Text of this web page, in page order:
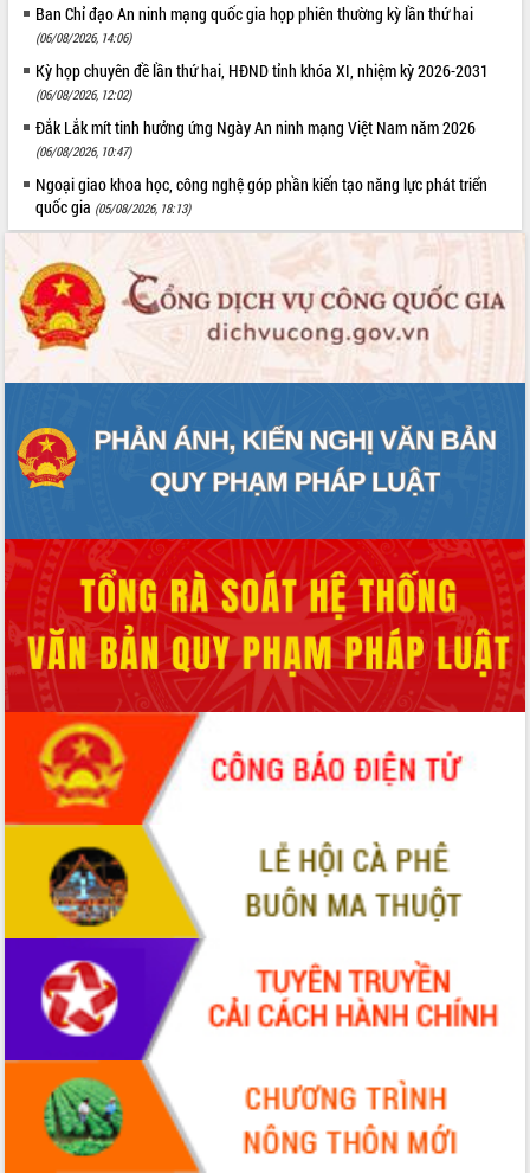
Ban Chỉ đạo An ninh mạng quốc gia họp phiên thường kỳ lần thứ hai
(06/08/2026, 14:06)
Kỳ họp chuyên đề lần thứ hai, HĐND tỉnh khóa XI, nhiệm kỳ 2026-2031
(06/08/2026, 12:02)
Đắk Lắk mít tinh hưởng ứng Ngày An ninh mạng Việt Nam năm 2026
(06/08/2026, 10:47)
Ngoại giao khoa học, công nghệ góp phần kiến tạo năng lực phát triển
quốc gia (05/08/2026, 18:13)